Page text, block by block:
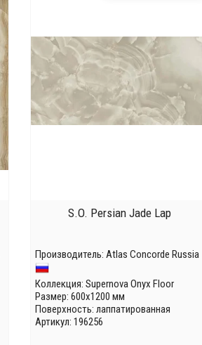
S.O. Persian Jade Lap
Производитель: Atlas Concorde Russia
Коллекция: Supernova Onyx Floor
Размер: 600x1200 мм
Поверхность: лаппатированная
Артикул: 196256